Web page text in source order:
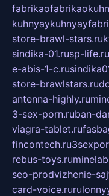
store-brawl-stars.ru
sindika-01.rusp-life.ru
e-abis-1-c.ru
store-brawlstars.ru
antenna-highly.ru
3-sex-porn.ruban-
viagra-tablet.ru
fincontech.ru
rebus-toys.ru
seo-prodvizhenie-
card-voice.ru